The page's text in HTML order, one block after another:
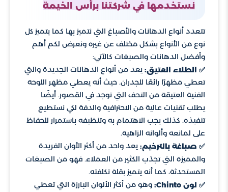
نستخدمها في شركتنا برأس الخيمة
تتعدد أنواع الدهانات والأصباغ التي نتميز بها كما يتميز كل
نوع من الأنواع بشكل مختلف عن غيره ونعرض لكم أهم
وأفضل الدهانات والصبغات كالآتي:
✅ الطلاء العتيق: يعد من أنواع الدهانات الجديدة والتي
تعطي مظهرًا رائعًا للجدران. حيث أنه يعطي مظهر اللوحة
الفنية العتيقة من التحف التي توجد في القصور. أيضًا
يطلب تقنيات عالية من الاحترافية والدقة لكي نستطيع
تنفيذه. كذلك يجب الاهتمام به وتنظيفه باستمرار للحفاظ
على لمانعه وألوانه الزاهية.
✅ صباغة بالترخيم: يعد واحد من أكثر الأوان الفريدة
والمميزة التي تجذب الكثير من العملاء. فهو من الصبغات
المستحدثة، كما أنه يتميز بقلة تكلفته.
✅ لون Chinto:
وهو من أكثر الألوان البارزة التي تعطي